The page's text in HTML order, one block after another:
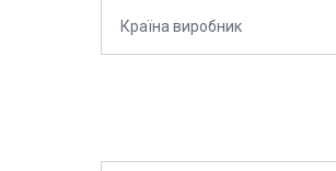
Країна виробник